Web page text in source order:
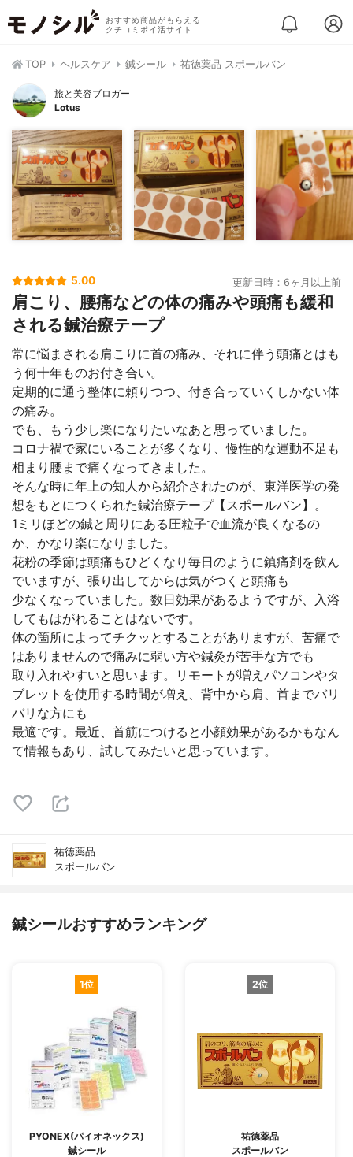
おすすめ商品がもらえる
クチコミポイ活サイト
TOP ヘルスケア 鍼シール 祐徳薬品 スポールバン
旅と美容ブロガー
Lotus
5.00 更新日時：6ヶ月以上前
肩こり、腰痛などの体の痛みや頭痛も緩和
される鍼治療テープ
常に悩まされる肩こりに首の痛み、それに伴う頭痛とはも
う何十年ものお付き合い。
定期的に通う整体に頼りつつ、付き合っていくしかない体
の痛み。
でも、もう少し楽になりたいなあと思っていました。
コロナ禍で家にいることが多くなり、慢性的な運動不足も
相まり腰まで痛くなってきました。
そんな時に年上の知人から紹介されたのが、東洋医学の発
想をもとにつくられた鍼治療テープ【スポールバン】。
1ミリほどの鍼と周りにある圧粒子で血流が良くなるの
か、かなり楽になりました。
花粉の季節は頭痛もひどくなり毎日のように鎮痛剤を飲ん
でいますが、張り出してからは気がつくと頭痛も
少なくなっていました。数日効果があるようですが、入浴
してもはがれることはないです。
体の箇所によってチクッとすることがありますが、苦痛で
はありませんので痛みに弱い方や鍼灸が苦手な方でも
取り入れやすいと思います。リモートが増えパソコンやタ
ブレットを使用する時間が増え、背中から肩、首までバリ
バリな方にも
最適です。最近、首筋につけると小顔効果があるかもなん
て情報もあり、試してみたいと思っています。
祐徳薬品
スポールバン
鍼シールおすすめランキング
1位
PYONEX(パイオネックス)
鍼シール
2位
祐徳薬品
スポールバン